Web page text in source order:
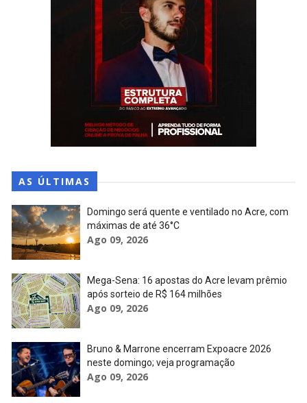
AS ÚLTIMAS
Domingo será quente e ventilado no Acre, com
máximas de até 36°C
Ago 09, 2026
Mega-Sena: 16 apostas do Acre levam prêmio
após sorteio de R$ 164 milhões
Ago 09, 2026
Bruno & Marrone encerram Expoacre 2026
neste domingo; veja programação
Ago 09, 2026